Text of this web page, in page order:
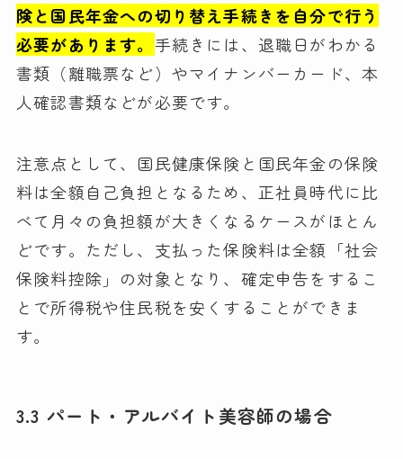
険と国民年金への切り替え手続きを自分で行う
必要があります。 手続きには、退職日がわかる
書類（離職票など）やマイナンバーカード、本
人確認書類などが必要です。
注意点として、国民健康保険と国民年金の保険
料は全額自己負担となるため、正社員時代に比
べて月々の負担額が大きくなるケースがほとん
どです。ただし、支払った保険料は全額「社会
保険料控除」の対象となり、確定申告をするこ
とで所得税や住民税を安くすることができま
す。
3.3 パート・アルバイト美容師の場合